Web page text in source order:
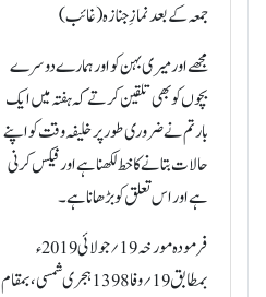
جمعہ کے بعدنمازِ جنازہ (غائب)
مجھے اور میری بہن کو اور ہمارے دوسرے
بچوں کو بھی تلقین کرتے کہ ہفتہ میں ایک
بار تم نے ضروری طور پر خلیفہ وقت کو اپنے
حالات بتانے کا خط لکھنا ہے اور فیکس کرنی
ہے اور اس تعلق کو بڑھانا ہے۔
فرمودہ مورخہ19؍جولائی 2019ء
بمطابق 19؍ وفا 1398 ہجری شمسی، بمقام